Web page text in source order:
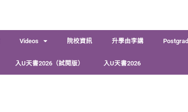
Videos 院校資訊 升學由李講 Postgrad
入U天書2026（試閱版） 入U天書2026